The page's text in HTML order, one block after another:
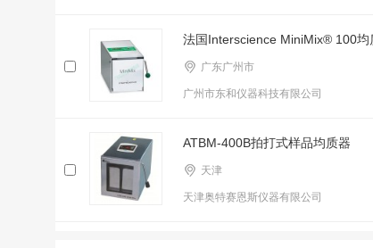
法国Interscience MiniMix® 100均
广东广州市
广州市东和仪器科技有限公司
ATBM-400B拍打式样品均质器
天津
天津奥特赛恩斯仪器有限公司